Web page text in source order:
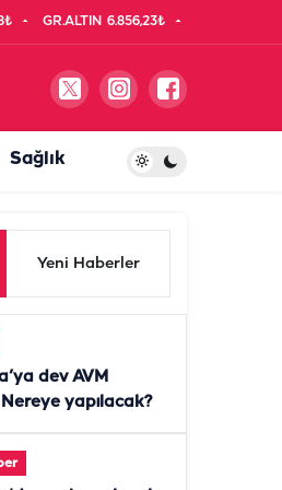
GR.ALTIN 6.856,23₺
Sağlık
Yeni Haberler
dev AVM
yapılacak?